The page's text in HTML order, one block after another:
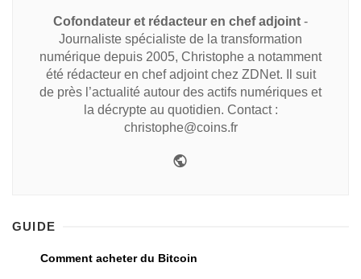
Cofondateur et rédacteur en chef adjoint -
Journaliste spécialiste de la transformation
numérique depuis 2005, Christophe a notamment
été rédacteur en chef adjoint chez ZDNet. Il suit
de près l’actualité autour des actifs numériques et
la décrypte au quotidien. Contact :
christophe@coins.fr
GUIDE
Comment acheter du Bitcoin